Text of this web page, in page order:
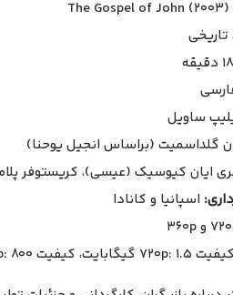
ساویل
گلداسمیت (براساس انجیل یوحنا)
ایان کیوسیک (عیسی)، کریستوفر
اسپانیا و کانادا
کیفیت 720p: 1.5 گیگابایت، کیفیت 360p: 800 مگابایت